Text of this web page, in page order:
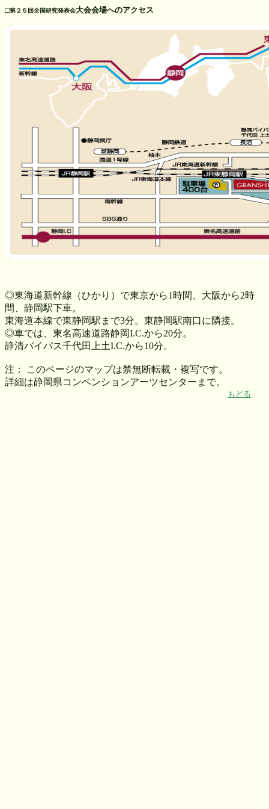
□第２５回全国研究発表会大会会場へのアクセス
◎東海道新幹線（ひかり）で東京から1時間、大阪から2時
間、静岡駅下車。
東海道本線で東静岡駅まで3分。東静岡駅南口に隣接。
◎車では、東名高速道路静岡I.C.から20分。
静清バイパス千代田上土I.C.から10分。
注： このページのマップは禁無断転載・複写です。
詳細は静岡県コンベンションアーツセンターまで。
もどる